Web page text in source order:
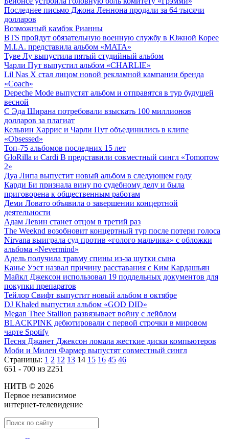
Последнее письмо Джона Леннона продали за 64 тысячи
долларов
Возможный камбэк Рианны
BTS пройдут обязательную военную службу в Южной Корее
M.I.A. представила альбом «MATA»
Туве Лу выпустила пятый студийный альбом
Чарли Пут выпустил альбом «CHARLIE»
Lil Nas X стал лицом новой рекламной кампании бренда
«Coach»
Depeche Mode выпустят альбом и отправятся в тур будущей
весной
С Эда Ширана потребовали взыскать 100 миллионов
долларов за плагиат
Кельвин Харрис и Чарли Пут объединились в клипе
«Obsessed»
Топ-75 альбомов последних 15 лет
GloRilla и Cardi B представили совместный сингл «Tomorrow
2»
Дуа Липа выпустит новый альбом в следующем году
Карди Би признала вину по судебному делу и была
приговорена к общественным работам
Деми Ловато объявила о завершении концертной
деятельности
Адам Левин станет отцом в третий раз
The Weeknd возобновит концертный тур после потери голоса
Nirvana выиграла суд против «голого мальчика» с обложки
альбома «Nevermind»
Адель получила травму спины из-за шутки сына
Канье Уэст назвал причину расставания с Ким Кардашьян
Майкл Джексон использовал 19 поддельных документов для
покупки препаратов
Тейлор Свифт выпустит новый альбом в октябре
DJ Khaled выпустил альбом «GOD DID»
Megan Thee Stallion развязывает войну с лейблом
BLACKPINK дебютировали с первой строчки в мировом
чарте Spotify
Песня Джанет Джексон ломала жесткие диски компьютеров
Моби и Милен Фармер выпустят совместный сингл
Страницы: 1 2 12 13 14 15 16 45 46
651 - 700 из 2251
НИТВ © 2026
Первое независимое
интернет-телевидение